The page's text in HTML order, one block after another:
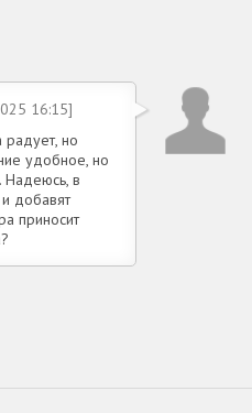
16:15]
радует, но
удобное, но
Надеюсь, в
добавят
приносит